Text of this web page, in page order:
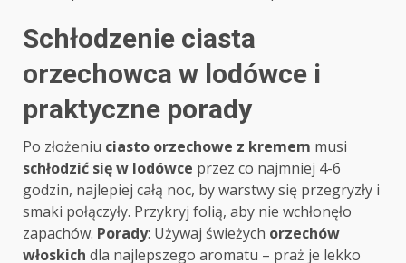
Schłodzenie ciasta
orzechowca w lodówce i
praktyczne porady
Po złożeniu ciasto orzechowe z kremem musi
schłodzić się w lodówce przez co najmniej 4-6
godzin, najlepiej całą noc, by warstwy się przegryzły i
smaki połączyły. Przykryj folią, aby nie wchłonęło
zapachów. Porady: Używaj świeżych orzechów
włoskich dla najlepszego aromatu – praż je lekko